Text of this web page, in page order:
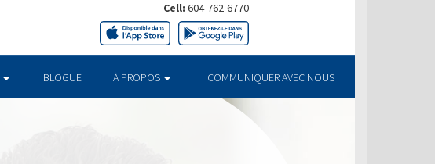
Cell: 604-762-6770
BLOGUE À PROPOS COMMUNIQUER AVEC NOUS